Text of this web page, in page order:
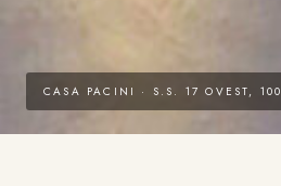
CASA PACINI · S.S. 17 OVEST, 100